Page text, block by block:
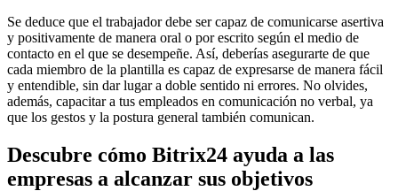
Se deduce que el trabajador debe ser capaz de comunicarse asertiva
y positivamente de manera oral o por escrito según el medio de
contacto en el que se desempeñe. Así, deberías asegurarte de que
cada miembro de la plantilla es capaz de expresarse de manera fácil
y entendible, sin dar lugar a doble sentido ni errores. No olvides,
además, capacitar a tus empleados en comunicación no verbal, ya
que los gestos y la postura general también comunican.
Descubre cómo Bitrix24 ayuda a las
empresas a alcanzar sus objetivos